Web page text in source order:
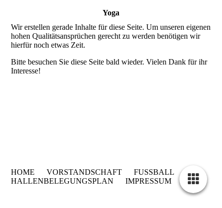
Yoga
Wir erstellen gerade Inhalte für diese Seite. Um unseren eigenen
hohen Qualitätsansprüchen gerecht zu werden benötigen wir
hierfür noch etwas Zeit.
Bitte besuchen Sie diese Seite bald wieder. Vielen Dank für ihr
Interesse!
HOME VORSTANDSCHAFT
FUSSBALL
HALLENBELEGUNGSPLAN
IMPRESSUM